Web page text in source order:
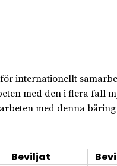
internationellt
med den i flera fall
med denna
Beviljat